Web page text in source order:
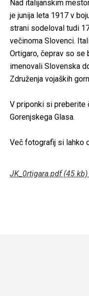
Nad italijanskim
je junija leta 1917 v
strani sodeloval tudi
večinoma Slovenci.
Ortigaro, čeprav so se
imenovali Slovenska
Združenja vojaških
V priponki si preberite
Gorenjskega Glasa.
Več fotografij si lahko
JK_0rtigara.pdf (45 kb)